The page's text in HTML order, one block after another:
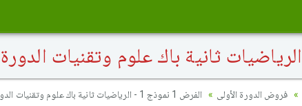
فروض الدورة الأولى الفرض 1 نموذج 1 - الرياضيات ثانية باك علوم وتقنيات الدورة الأولى